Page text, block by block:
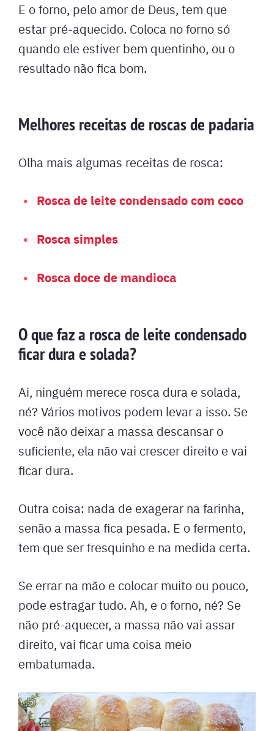
E o forno, pelo amor de Deus, tem que
estar pré-aquecido. Coloca no forno só
quando ele estiver bem quentinho, ou o
resultado não fica bom.
Melhores receitas de roscas de padaria
Olha mais algumas receitas de rosca:
Rosca de leite condensado com coco
Rosca simples
Rosca doce de mandioca
O que faz a rosca de leite condensado
ficar dura e solada?
Ai, ninguém merece rosca dura e solada,
né? Vários motivos podem levar a isso. Se
você não deixar a massa descansar o
suficiente, ela não vai crescer direito e vai
ficar dura.
Outra coisa: nada de exagerar na farinha,
senão a massa fica pesada. E o fermento,
tem que ser fresquinho e na medida certa.
Se errar na mão e colocar muito ou pouco,
pode estragar tudo. Ah, e o forno, né? Se
não pré-aquecer, a massa não vai assar
direito, vai ficar uma coisa meio
embatumada.